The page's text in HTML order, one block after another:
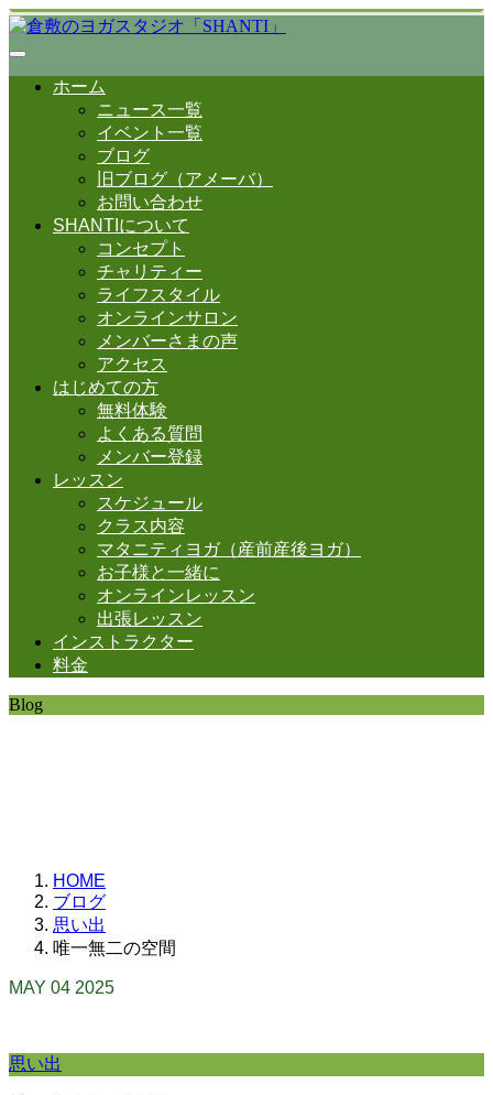
ホーム
ニュース一覧
イベント一覧
ブログ
旧ブログ（アメーバ）
お問い合わせ
SHANTIについて
コンセプト
チャリティー
ライフスタイル
オンラインサロン
メンバーさまの声
アクセス
はじめての方
無料体験
よくある質問
メンバー登録
レッスン
スケジュール
クラス内容
マタニティヨガ（産前産後ヨガ）
お子様と一緒に
オンラインレッスン
出張レッスン
インストラクター
料金
Blog
HOME
ブログ
思い出
唯一無二の空間
MAY 04 2025
思い出